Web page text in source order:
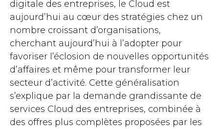
digitale des entreprises, le Cloud est
aujourd’hui au cœur des stratégies chez un
nombre croissant d’organisations,
cherchant aujourd’hui à l’adopter pour
favoriser l’éclosion de nouvelles opportunités
d’affaires et même pour transformer leur
secteur d’activité. Cette généralisation
s’explique par la demande grandissante de
services Cloud des entreprises, combinée à
des offres plus complètes proposées par les